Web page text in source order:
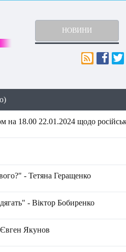
НОВИНИ
на 18.00 22.01.2024 щодо
- Тетяна Геращенко
- Віктор Бобиренко
Якунов